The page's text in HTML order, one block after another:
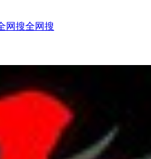
全网搜